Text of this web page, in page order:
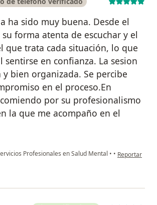
ha sido muy buena. Desde el
forma atenta de escuchar y el
que trata cada situación, lo que
sentirse en confianza. La sesion
bien organizada. Se percibe
en el proceso.En
por su profesionalismo
la que me acompaño en el
Profesionales en Salud Mental • • en opinión
Reportar